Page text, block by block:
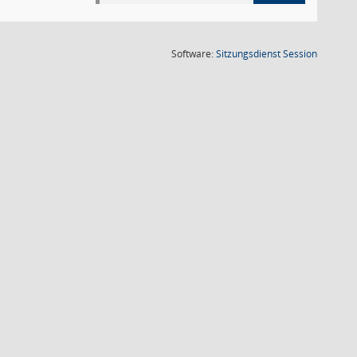
Software:SitzungsdienstSession(Wird in